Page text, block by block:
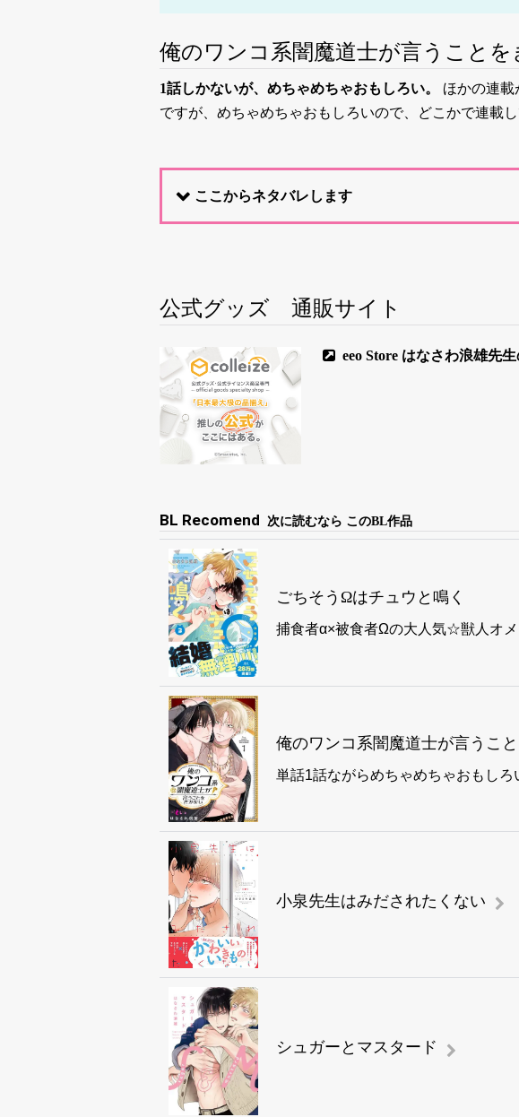
俺のワンコ系闇魔道士が言うことを
1話しかないが、めちゃめちゃおもしろい。
ほかの連載
ですが、めちゃめちゃおもしろいので、どこかで連載
ここからネタバレします
公式グッズ 通販サイト
eeo Store はなさわ浪雄先
BL Recomend 次に読むなら このBL作品
ごちそうΩはチュウと鳴く
捕食者α×被食者Ωの大人気☆獣人オメ
俺のワンコ系闇魔道士が言うこ
単話1話ながらめちゃめちゃおもしろ
小泉先生はみだされたくない
シュガーとマスタード